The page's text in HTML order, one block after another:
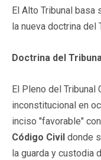
El Alto Tribunal basa
la nueva doctrina del
Doctrina del
El Pleno del Tribunal
inconstitucional en
inciso "favorable"
Código Civil donde
la guarda y custodia